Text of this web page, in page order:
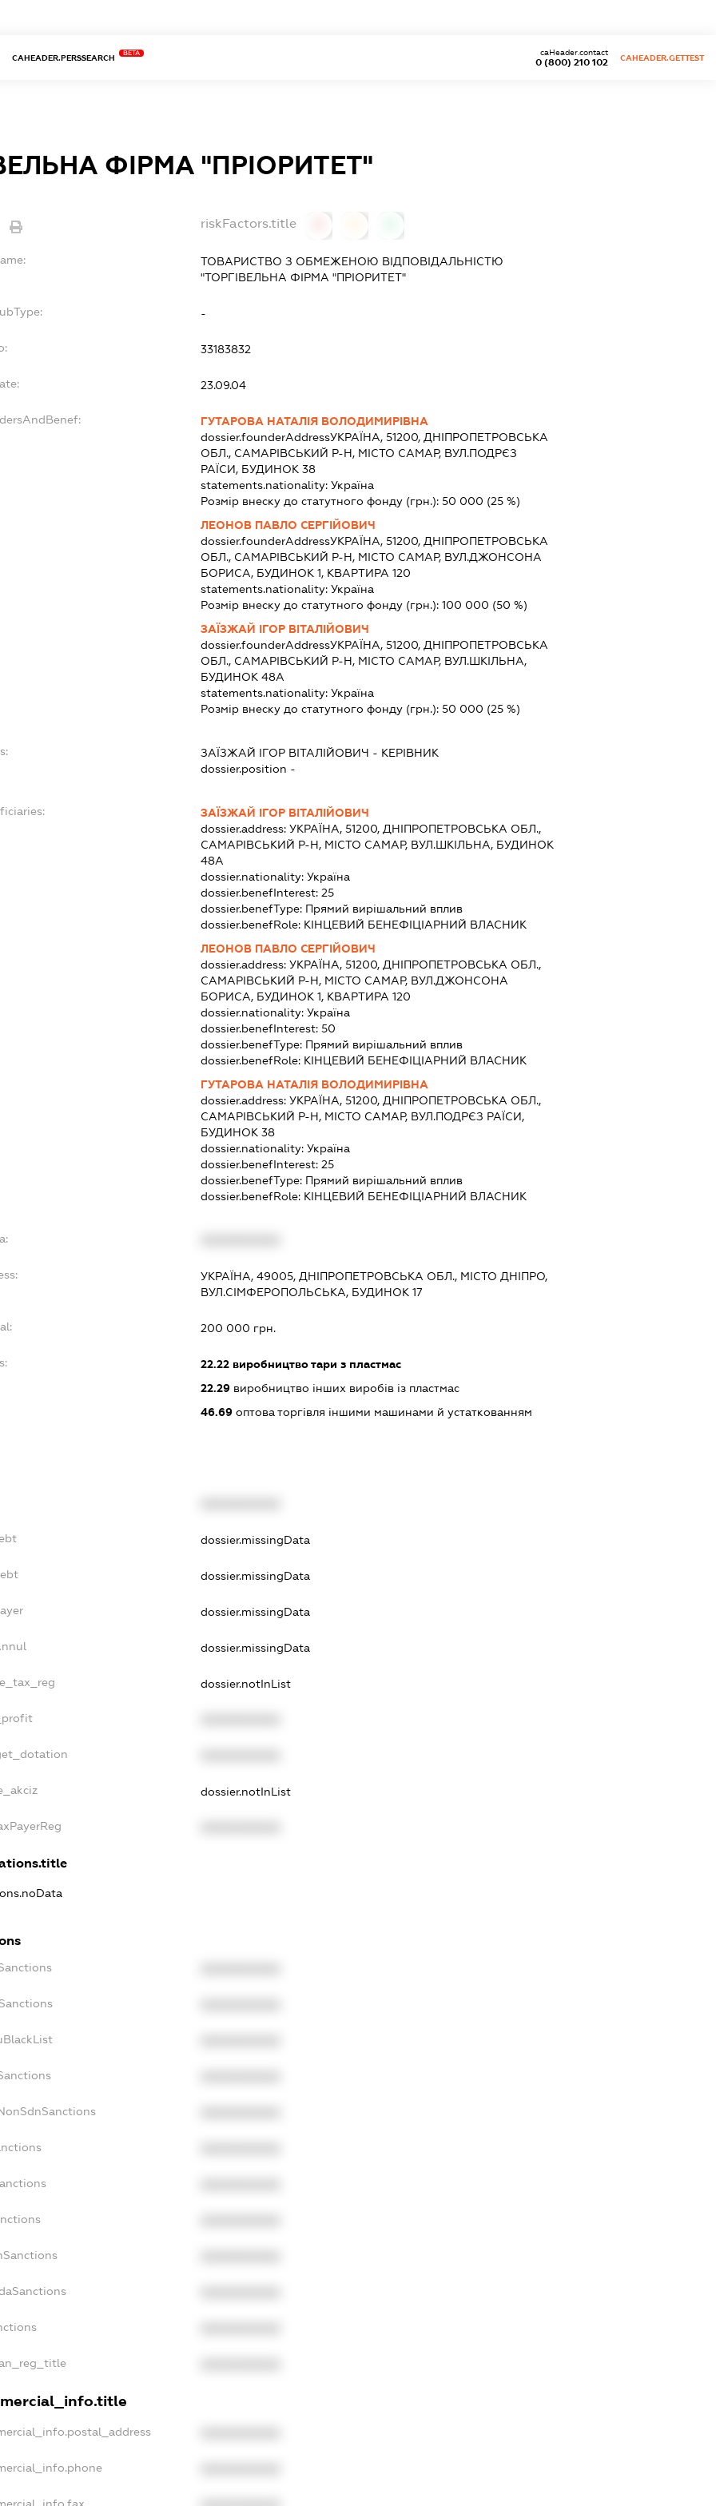
CAHEADER.PERSSEARCH
BETA
0 (800) 210 102
caHeader.contact
CAHEADER.GETTEST
ФІРМА "ПРІОРИТЕТ"
riskFactors.title
ТОВАРИСТВО З ОБМЕЖЕНОЮ ВІДПОВІДАЛЬНІСТЮ
"ТОРГІВЕЛЬНА ФІРМА "ПРІОРИТЕТ"
-
33183832
23.09.04
ГУТАРОВА НАТАЛІЯ ВОЛОДИМИРІВНА
dossier.founderAddressУКРАЇНА, 51200, ДНІПРОПЕТРОВСЬКА
ОБЛ., САМАРІВСЬКИЙ Р-Н, МІСТО САМАР, ВУЛ.ПОДРЄЗ
РАЇСИ, БУДИНОК 38
statements.nationality: Україна
Розмір внеску до статутного фонду (грн.): 50 000 (25 %)
ЛЕОНОВ ПАВЛО СЕРГІЙОВИЧ
dossier.founderAddressУКРАЇНА, 51200, ДНІПРОПЕТРОВСЬКА
ОБЛ., САМАРІВСЬКИЙ Р-Н, МІСТО САМАР, ВУЛ.ДЖОНСОНА
БОРИСА, БУДИНОК 1, КВАРТИРА 120
statements.nationality: Україна
Розмір внеску до статутного фонду (грн.): 100 000 (50 %)
ЗАЇЗЖАЙ ІГОР ВІТАЛІЙОВИЧ
dossier.founderAddressУКРАЇНА, 51200, ДНІПРОПЕТРОВСЬКА
ОБЛ., САМАРІВСЬКИЙ Р-Н, МІСТО САМАР, ВУЛ.ШКІЛЬНА,
БУДИНОК 48А
statements.nationality: Україна
Розмір внеску до статутного фонду (грн.): 50 000 (25 %)
ЗАЇЗЖАЙ ІГОР ВІТАЛІЙОВИЧ - КЕРІВНИК
dossier.position -
ЗАЇЗЖАЙ ІГОР ВІТАЛІЙОВИЧ
dossier.address: УКРАЇНА, 51200, ДНІПРОПЕТРОВСЬКА ОБЛ.,
САМАРІВСЬКИЙ Р-Н, МІСТО САМАР, ВУЛ.ШКІЛЬНА, БУДИНОК
48А
dossier.nationality: Україна
dossier.benefInterest: 25
dossier.benefType: Прямий вирішальний вплив
dossier.benefRole: КІНЦЕВИЙ БЕНЕФІЦІАРНИЙ ВЛАСНИК
ЛЕОНОВ ПАВЛО СЕРГІЙОВИЧ
dossier.address: УКРАЇНА, 51200, ДНІПРОПЕТРОВСЬКА ОБЛ.,
САМАРІВСЬКИЙ Р-Н, МІСТО САМАР, ВУЛ.ДЖОНСОНА
БОРИСА, БУДИНОК 1, КВАРТИРА 120
dossier.nationality: Україна
dossier.benefInterest: 50
dossier.benefType: Прямий вирішальний вплив
dossier.benefRole: КІНЦЕВИЙ БЕНЕФІЦІАРНИЙ ВЛАСНИК
ГУТАРОВА НАТАЛІЯ ВОЛОДИМИРІВНА
dossier.address: УКРАЇНА, 51200, ДНІПРОПЕТРОВСЬКА ОБЛ.,
САМАРІВСЬКИЙ Р-Н, МІСТО САМАР, ВУЛ.ПОДРЄЗ РАЇСИ,
БУДИНОК 38
dossier.nationality: Україна
dossier.benefInterest: 25
dossier.benefType: Прямий вирішальний вплив
dossier.benefRole: КІНЦЕВИЙ БЕНЕФІЦІАРНИЙ ВЛАСНИК
УКРАЇНА, 49005, ДНІПРОПЕТРОВСЬКА ОБЛ., МІСТО ДНІПРО,
ВУЛ.СІМФЕРОПОЛЬСЬКА, БУДИНОК 17
200 000 грн.
22.22виробництво тари з пластмас
22.29виробництво інших виробів із пластмас
46.69оптова торгівля іншими машинами й устаткованням
dossier.missingData
dossier.missingData
dossier.missingData
dossier.missingData
dossier.notInList
dossier.notInList